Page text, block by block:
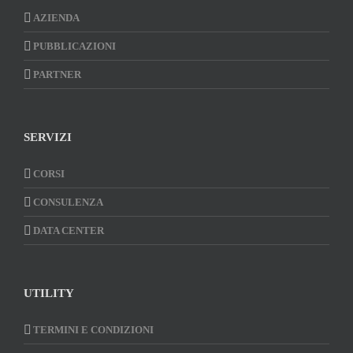
AZIENDA
PUBBLICAZIONI
PARTNER
SERVIZI
CORSI
CONSULENZA
DATA CENTER
UTILITY
TERMINI E CONDIZIONI